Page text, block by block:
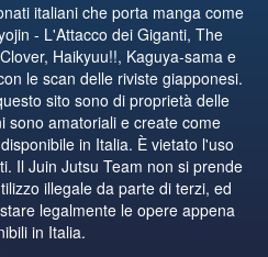
italiani che porta manga come
- L'Attacco dei Giganti, The
Haikyuu!!, Kaguya-sama e
le scan delle riviste giapponesi.
sito sono di proprietà delle
sono amatoriali e create come
in Italia. È vietato l'uso
Il Juin Jutsu Team non si prende
illegale da parte di terzi, ed
legalmente le opere appena
in Italia.